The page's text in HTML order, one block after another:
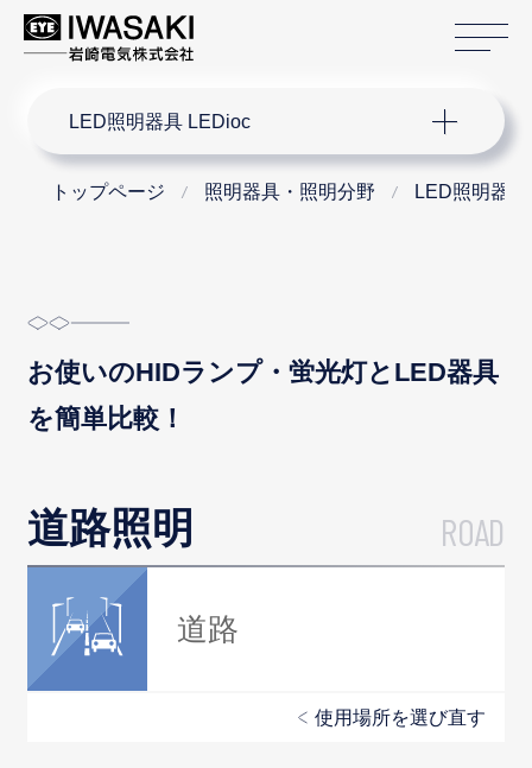
LED照明器具 LEDioc
トップページ 照明器具・照明分野 LED照明器
お使いのHIDランプ・蛍光灯とLED器具
を簡単比較！
道路照明
道路
使用場所を選び直す